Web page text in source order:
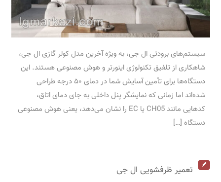
سیستم‌های برودتی ال جی، به ویژه آخرین مدل کولر گازی ال جی،
شاهکاری از تلفیق تکنولوژی اینورتر و هوش مصنوعی هستند. این
دستگاه‌ها برای تأمین آسایش شما در دمای ۵۰ درجه طراحی
شده‌اند اما زمانی که نمایشگر پنل داخلی به جای دمای اتاق،
کدهایی مانند CH05 یا EC را نشان می‌دهد، یعنی هوش مصنوعی
دستگاه […]
تعمیر ظرفشویی ال جی